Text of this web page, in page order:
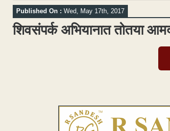
Published On : Wed, May 17th, 2017
शिवसंपर्क अभियानात तोतया